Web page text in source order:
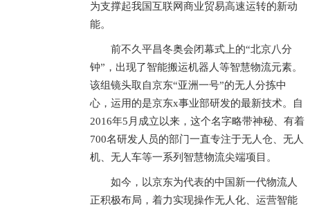
为支撑起我国互联网商业贸易高速运转的新动
能。
前不久平昌冬奥会闭幕式上的“北京八分
钟”，出现了智能搬运机器人等智慧物流元素。
该组镜头取自京东“亚洲一号”的无人分拣中
心，运用的是京东x事业部研发的最新技术。自
2016年5月成立以来，这个名字略带神秘、有着
700名研发人员的部门一直专注于无人仓、无人
机、无人车等一系列智慧物流尖端项目。
如今，以京东为代表的中国新一代物流人
正积极布局，着力实现操作无人化、运营智能